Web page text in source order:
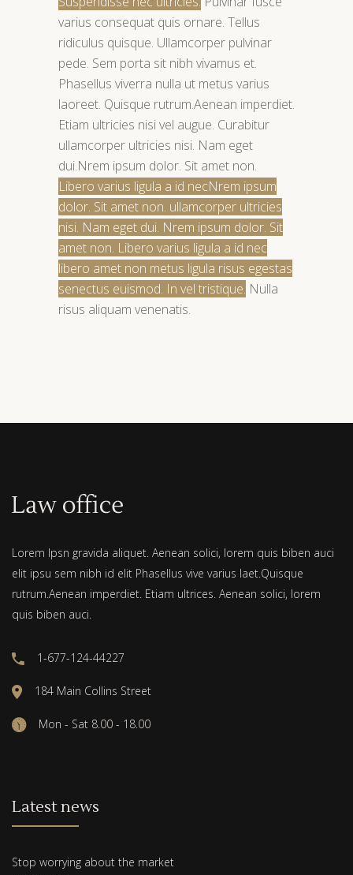
varius consequat quis ornare. Tellus
ridiculus quisque. Ullamcorper pulvinar
pede. Sem porta sit nibh vivamus et.
Phasellus viverra nulla ut metus varius
laoreet. Quisque rutrum.Aenean imperdiet.
Etiam ultricies nisi vel augue. Curabitur
ullamcorper ultricies nisi. Nam eget
dui.Nrem ipsum dolor. Sit amet non.
Libero varius ligula a id necNrem ipsum
dolor. Sit amet non. ullamcorper ultricies
nisi. Nam eget dui. Nrem ipsum dolor. Sit
amet non. Libero varius ligula a id nec
libero amet non metus ligula risus egestas
senectus euismod. In vel tristique. Nulla
risus aliquam venenatis.
Lorem Ipsn gravida aliquet. Aenean solici, lorem quis biben auci
elit ipsu sem nibh id elit Phasellus vive varius laet.Quisque
rutrum.Aenean imperdiet. Etiam ultrices. Aenean solici, lorem
quis biben auci.
1-677-124-44227
184 Main Collins Street
Mon - Sat 8.00 - 18.00
Latest news
Stop worrying about the market